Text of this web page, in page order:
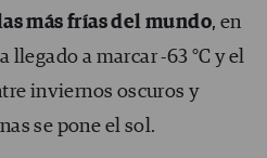
más frías del mundo, en
a marcar -63 °C y el
inviernos oscuros y
se pone el sol.